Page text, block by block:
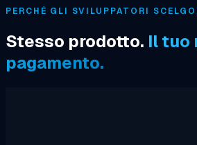
PERCHÉ GLI SVILUPPATORI
Stesso prodotto. Il tuo
pagamento.